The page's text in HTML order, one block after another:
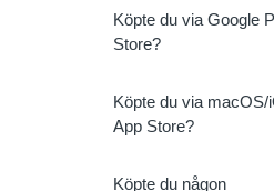
Köpte du via Google
Store?
Köpte du via macOS/
App Store?
Köpte du någon